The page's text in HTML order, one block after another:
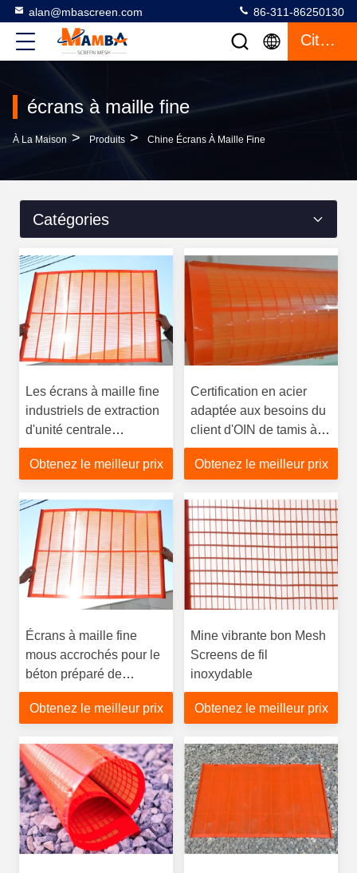
alan@mbascreen.com 86-311-86250130
Citation
écrans à maille fine
À La Maison > Produits > Chine Écrans À Maille Fine
Catégories
Les écrans à maille fine
industriels de extraction
d'unité centrale
augmentent Productivty
ouverture de 0.075-0.18
Obtenez le meilleur prix
Certification en acier
adaptée aux besoins du
client d'OIN de tamis à
mailles de fil d'amende
fine d'écran
Obtenez le meilleur prix
Écrans à maille fine
mous accrochés pour le
béton préparé de
extraction en carrière de
extraction
Obtenez le meilleur prix
Mine vibrante bon Mesh
Screens de fil
inoxydable
Obtenez le meilleur prix